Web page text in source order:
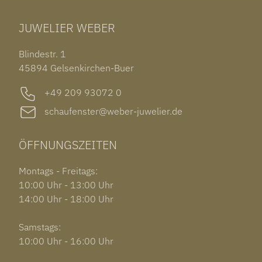
OHRSCHMUCK
OUT OF COLLECTION
ROLEX SUBMARINER DATE
GARMIN VENU 3S
JUWELIER WEBER
Blindestr. 1
45894 Gelsenkirchen-Buer
+49 209 93072 0
schaufenster@weber-juwelier.de
ÖFFNUNGSZEITEN
Montags - Freitags:
10:00 Uhr - 13:00 Uhr
14:00 Uhr - 18:00 Uhr
Samstags:
10:00 Uhr - 16:00 Uhr